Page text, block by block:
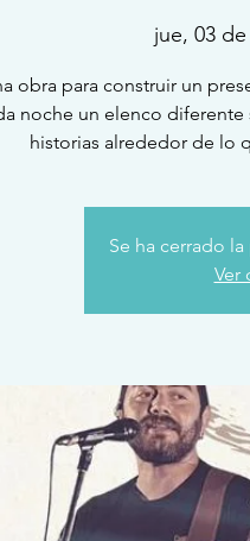
jue, 03
obra para construir un
noche un elenco diferente
historias alrededor de lo
Se ha cerrado
Ver